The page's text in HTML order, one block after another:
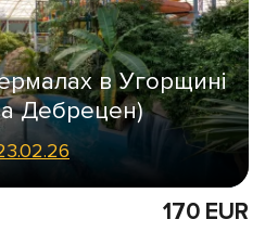
в Угорщині
Дебрецен)
170 EUR